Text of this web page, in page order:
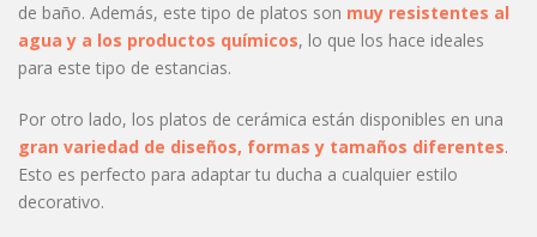
de baño. Además, este tipo de platos son muy resistentes al
agua y a los productos químicos, lo que los hace ideales
para este tipo de estancias.
Por otro lado, los platos de cerámica están disponibles en una
gran variedad de diseños, formas y tamaños diferentes.
Esto es perfecto para adaptar tu ducha a cualquier estilo
decorativo.